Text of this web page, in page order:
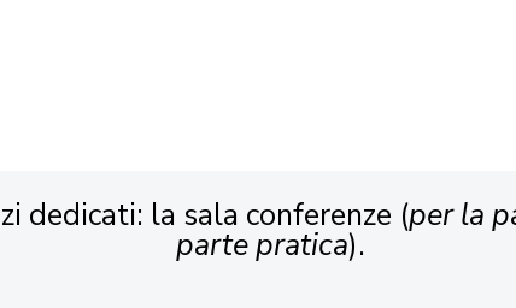
dedicati: la sala conferenze (per la
parte pratica).